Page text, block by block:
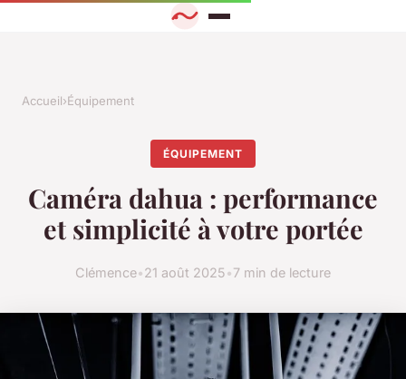
Accueil›Équipement
ÉQUIPEMENT
Caméra dahua : performance
et simplicité à votre portée
Clémence•21 août 2025•7 min de lecture